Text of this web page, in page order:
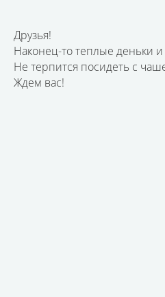
Друзья!
Наконец-то теплые деньки
Не терпится посидеть с
Ждем вас!